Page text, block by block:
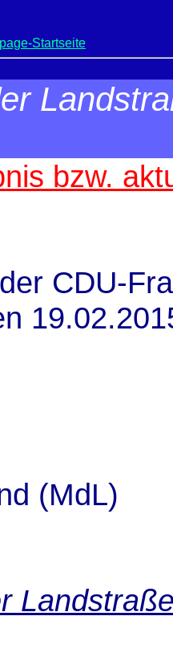
Startseite
bzw.
CDU-
(MdL)